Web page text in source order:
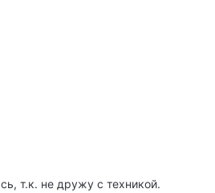
т.к. не дружу с техникой.